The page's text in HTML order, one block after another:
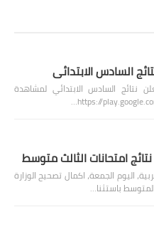
السادس الابتدائي
نتائج السادس الابتدائي لمشاهدة
نتائج امتحانات الثالث متوسط
اليوم الجمعة، اكمال تصحيح الوزارة
باستثنا…